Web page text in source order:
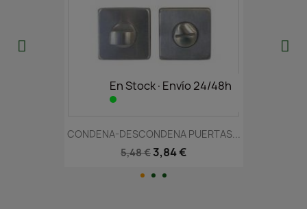
En Stock·Envío 24/48h
CONDENA-DESCONDENA PUERTAS...
5,48 € 3,84 €